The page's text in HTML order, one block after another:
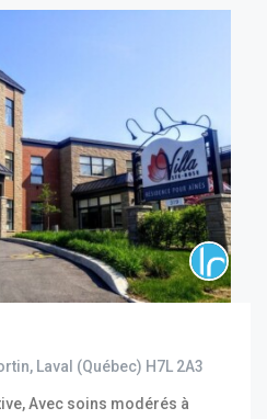
Laval (Québec) H7L 2A3
Avec soins modérés à